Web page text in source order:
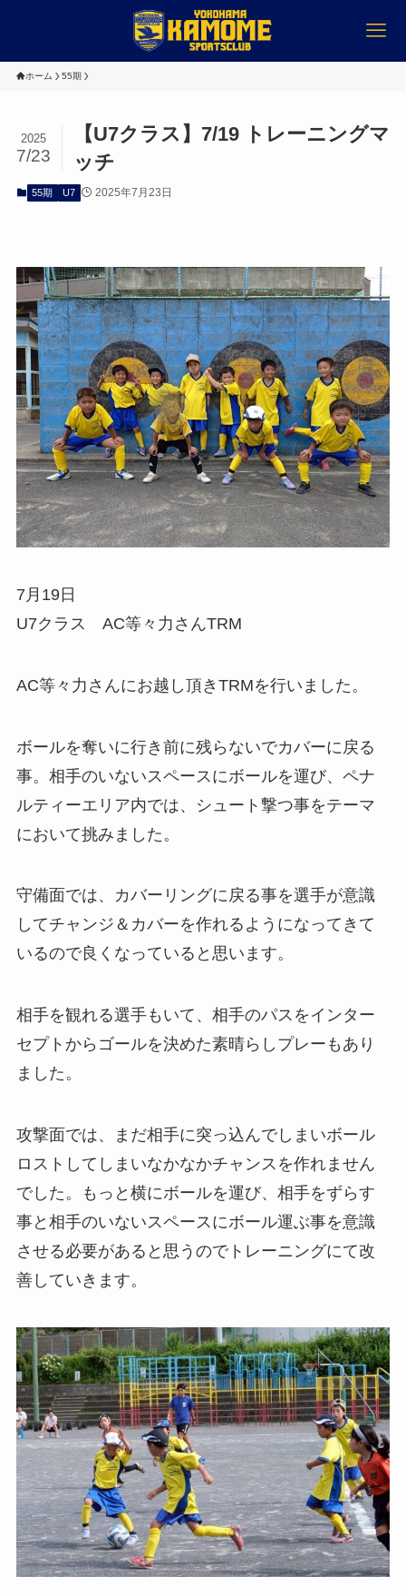
ホーム 55期
【U7クラス】7/19 トレーニングマ
ッチ
2025
7/23
55期 U7 2025年7月23日
7月19日
U7クラス AC等々力さんTRM
AC等々力さんにお越し頂きTRMを行いました。
ボールを奪いに行き前に残らないでカバーに戻る
事。相手のいないスペースにボールを運び、ペナ
ルティーエリア内では、シュート撃つ事をテーマ
において挑みました。
守備面では、カバーリングに戻る事を選手が意識
してチャンジ＆カバーを作れるようになってきて
いるので良くなっていると思います。
相手を観れる選手もいて、相手のパスをインター
セプトからゴールを決めた素晴らしプレーもあり
ました。
攻撃面では、まだ相手に突っ込んでしまいボール
ロストしてしまいなかなかチャンスを作れません
でした。もっと横にボールを運び、相手をずらす
事と相手のいないスペースにボール運ぶ事を意識
させる必要があると思うのでトレーニングにて改
善していきます。